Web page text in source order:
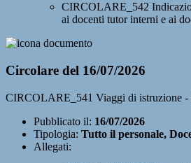
CIRCOLARE_542
ai docenti tutor interni e ai
Circolare del 16/07/2026
CIRCOLARE_541 Viaggi di istruzione -
Pubblicato il: 16/07/2026
Tipologia: Tutto il personale,
Allegati: